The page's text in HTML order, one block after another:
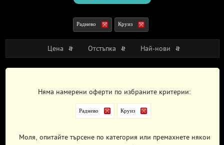
Раднево Круиз
Цена Отстъпка Най-нови
Няма намерени оферти по избраните критерии:
Раднево Круиз
Моля, опитайте търсене по категория или премахнете някои